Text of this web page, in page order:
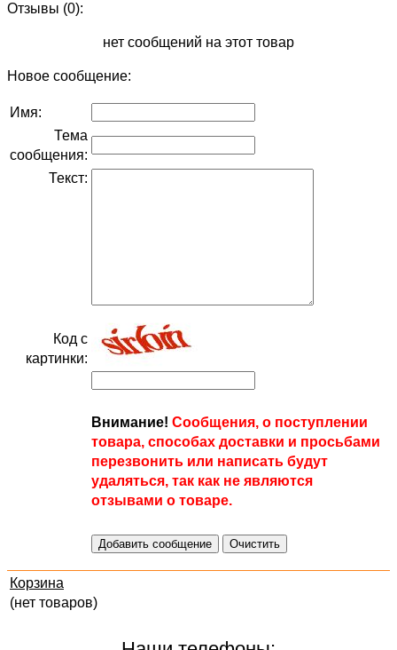
Отзывы (0):
нет сообщений на этот товар
Новое сообщение:
Имя:
Тема
сообщения:
Текст:
Код с
картинки:
Внимание! Сообщения, о поступлении
товара, способах доставки и просьбами
перезвонить или написать будут
удаляться, так как не являются
отзывами о товаре.
Корзина
(нет товаров)